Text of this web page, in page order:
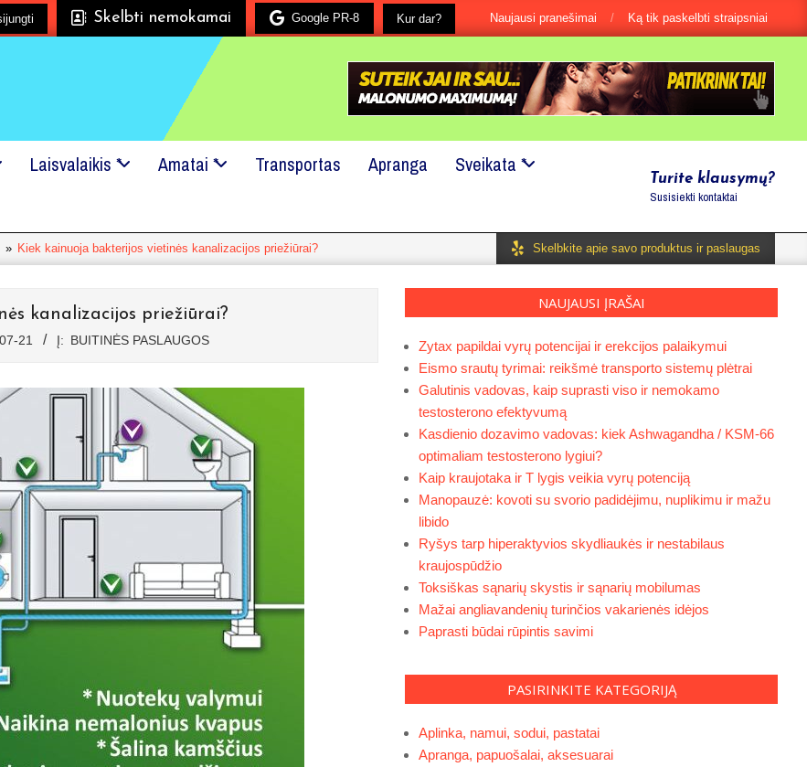
mielai padėsime! 24x7 pagalba! Kreipkitės į mus, net jei tai būtu ir labai maža smulkmena? Mes mielai padėsime!
Skelbti nemokamai Google PR-8 Kur dar? Naujausi pranešimai Ką tik paskelbti straipsniai
Laisvalaikis * Amatai * Transportas Apranga
Sveikata *
Turite klausymų?
Susisiekti kontaktai
» Kiek kainuoja bakterijos vietinės kanalizacijos priežiūrai? Skelbkite apie savo produktus ir paslaugas
kanalizacijos priežiūrai?
21 Į: BUITINĖS PASLAUGOS
NAUJAUSI ĮRAŠAI
Zytax papildai vyrų potencijai ir erekcijos palaikymui
Eismo srautų tyrimai: reikšmė transporto sistemų plėtrai
Galutinis vadovas, kaip suprasti viso ir nemokamo
testosterono efektyvumą
Kasdienio dozavimo vadovas: kiek Ashwagandha / KSM-66
optimaliam testosterono lygiui?
Kaip kraujotaka ir T lygis veikia vyrų potenciją
Manopauzė: kovoti su svorio padidėjimu, nuplikimu ir mažu
libido
Ryšys tarp hiperaktyvios skydliaukės ir nestabilaus
kraujospūdžio
Toksiškas sąnarių skystis ir sąnarių mobilumas
Mažai angliavandenių turinčios vakarienės idėjos
Paprasti būdai rūpintis savimi
PASIRINKITE KATEGORIJĄ
Aplinka, namui, sodui, pastatai
Apranga, papuošalai, aksesuarai